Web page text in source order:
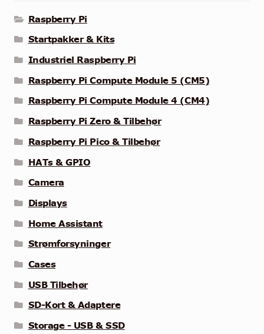
Raspberry Pi
Startpakker & Kits
Industriel Raspberry Pi
Raspberry Pi Compute Module 5 (CM5)
Raspberry Pi Compute Module 4 (CM4)
Raspberry Pi Zero & Tilbehør
Raspberry Pi Pico & Tilbehør
HATs & GPIO
Camera
Displays
Home Assistant
Strømforsyninger
Cases
USB Tilbehør
SD-Kort & Adaptere
Storage - USB & SSD